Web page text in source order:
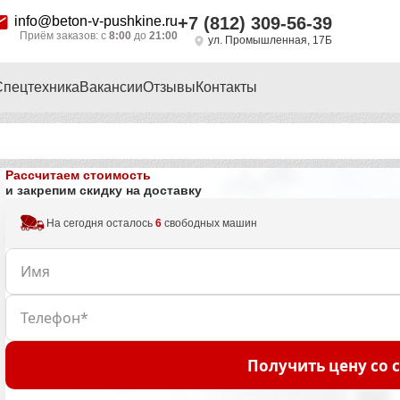
info@beton-v-pushkine.ru
Приём заказов: с 8:00 до 21:00
+7 (812) 309-56-39
ул. Промышленная, 17Б
ВакансииОтзывыКонтакты
Рассчитаем стоимость
и закрепим скидку на доставку
На сегодня осталось 6свободных машин
Получить цену со